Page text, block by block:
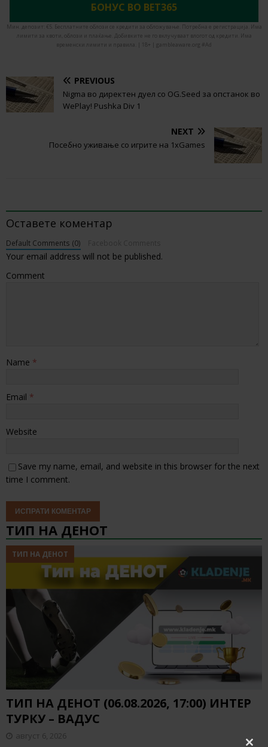
БОНУС ВО BET365
Мин. депозит: €5. Бесплатните облози се кредити за обложување. Потребна е регистрација. Има
лимити за квоти, облози и плаќање. Добивките не го вклучуваат влогот од кредити. Има
временски лимити и правила. | 18+ | gambleaware.org #Ad
PREVIOUS
Nigma во директен дуел со OG.Seed за опстанок во
WePlay! Pushka Div 1
NEXT
Посебно уживање со игрите на 1xGames
Оставете коментар
Default Comments (0)
Your email address will not be published.
Comment
Name *
Email *
Website
Save my name, email, and website in this browser for the next
time I comment.
ТИП НА ДЕНОТ
ТИП НА ДЕНОТ
ТИП НА ДЕНОТ (06.08.2026, 17:00) ИНТЕР
ТУРКУ – ВАДУС
август 6, 2026